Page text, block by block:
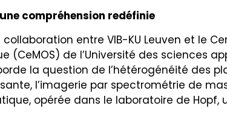
compréhension redéfinie
entre VIB-KU Leuven et le
(CeMOS) de l’Université des sciences
la question de l’hétérogénéité des
l’imagerie par spectrométrie de
opérée dans le laboratoire de